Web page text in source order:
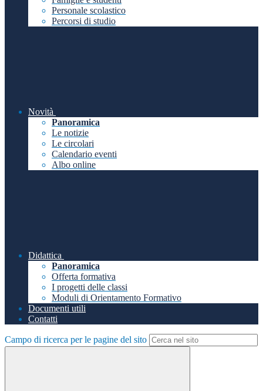
Personale scolastico
Percorsi di studio
Novità
Panoramica
Le notizie
Le circolari
Calendario eventi
Albo online
Didattica
Panoramica
Offerta formativa
I progetti delle classi
Moduli di Orientamento Formativo
Documenti utili
Contatti
Campo di ricerca per le pagine del sito